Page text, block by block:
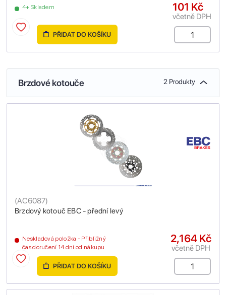
4+ Skladem 101 Kč
včetně DPH
PŘIDAT DO KOŠÍKU
Brzdové kotouče 2 Produkty
Brzdový kotouč EBC - přední levý
(AC6087)
Neskladová položka - Přibližný
čas doručení 14 dní od nákupu
2,164 Kč
včetně DPH
PŘIDAT DO KOŠÍKU